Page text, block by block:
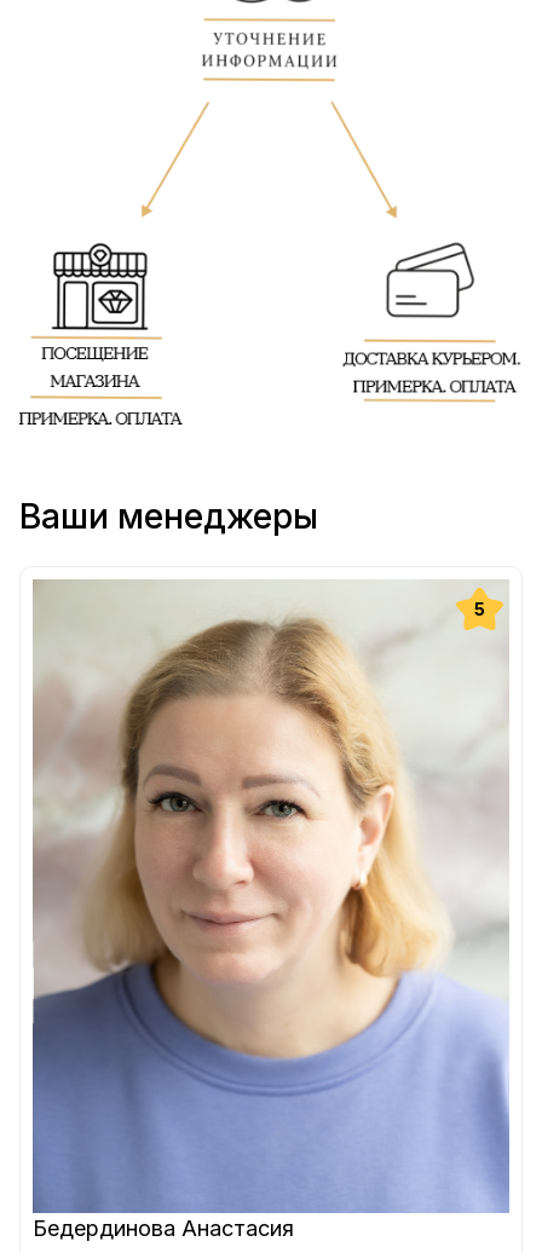
Ваши менеджеры
5
Бедердинова Анастасия